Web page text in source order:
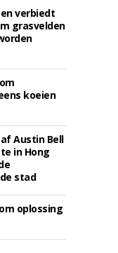
verbiedt
grasvelden
koeien
Austin Bell
in Hong
stad
oplossing